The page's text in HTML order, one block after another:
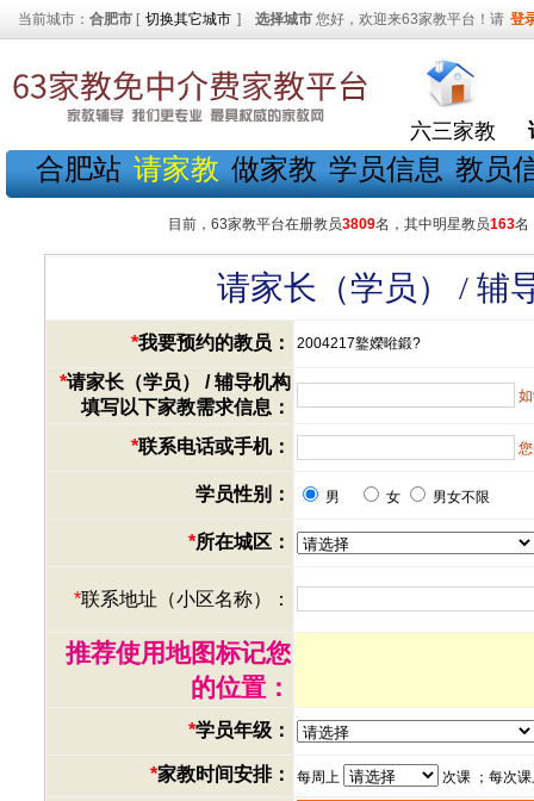
当前城市： 合肥市 [ 切换其它城市 ] 选择城市 您好，欢迎来63家教平台！请 登
六三家教
合肥站 请家教 做家教 学员信息 教员
目前，63家教平台在册教员3809名，其中明星教员163名
请家长（学员） / 辅
*我要预约的教员： 2004217鐜嬫暀鍛?
*请家长（学员） / 辅导机构
填写以下家教需求信息：
*联系电话或手机：
学员性别： 男 女 男女不限
*所在城区：
*联系地址（小区名称）：
推荐使用地图标记您
的位置：
*学员年级：
*家教时间安排： 每周上 次课 ；每次